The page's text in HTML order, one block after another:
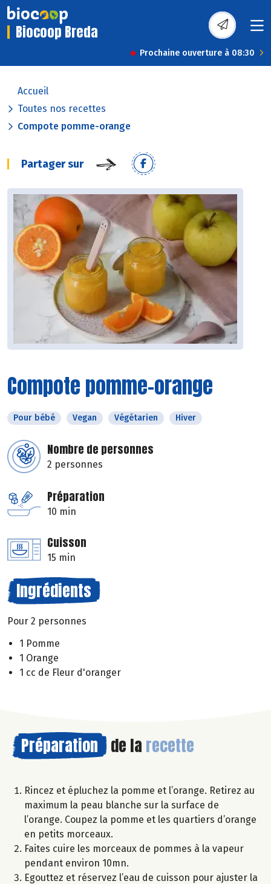
Biocoop Breda
Prochaine ouverture à 08:30
Accueil
Toutes nos recettes
Compote pomme-orange
Partager sur
Compote pomme-orange
Pour bébé Vegan Végétarien Hiver
Nombre de personnes
2 personnes
Préparation
10 min
Cuisson
15 min
Ingrédients
Pour 2 personnes
1 Pomme
1 Orange
1 cc de Fleur d'oranger
Préparation de la recette
Rincez et épluchez la pomme et l’orange. Retirez au
maximum la peau blanche sur la surface de
l’orange. Coupez la pomme et les quartiers d’orange
en petits morceaux.
Faites cuire les morceaux de pommes à la vapeur
pendant environ 10mn.
Egouttez et réservez l’eau de cuisson pour ajuster la